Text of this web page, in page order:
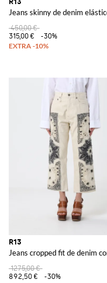
Jeans skinny de denim
450,00 €
315,00 €
-30%
R13
Jeans cropped fit de denim
1275,00 €
892,50 €
-30%